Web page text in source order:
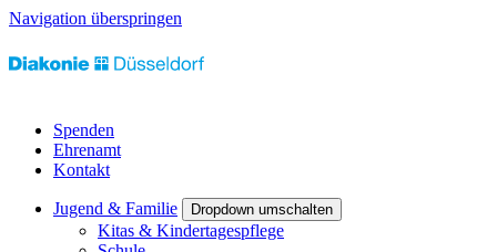
Navigation überspringen
Spenden
Ehrenamt
Kontakt
Jugend & Familie Dropdown umschalten
Kitas & Kindertagespflege